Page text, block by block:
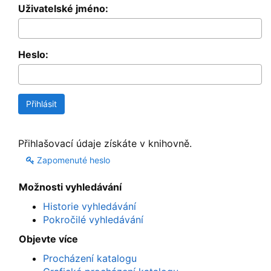
Uživatelské jméno:
Heslo:
Přihlašovací údaje získáte v knihovně.
Zapomenuté heslo
Možnosti vyhledávání
Historie vyhledávání
Pokročilé vyhledávání
Objevte více
Procházení katalogu